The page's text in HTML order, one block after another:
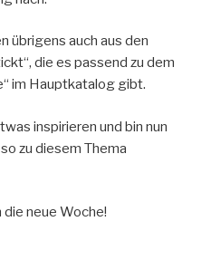
übrigens auch aus den
die es passend zu dem
im Hauptkatalog gibt.
inspirieren und bin nun
zu diesem Thema
neue Woche!